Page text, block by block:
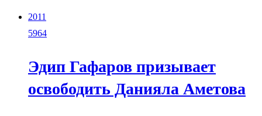
2011
5964
Эдип Гафаров призывает
освободить Данияла Аметова